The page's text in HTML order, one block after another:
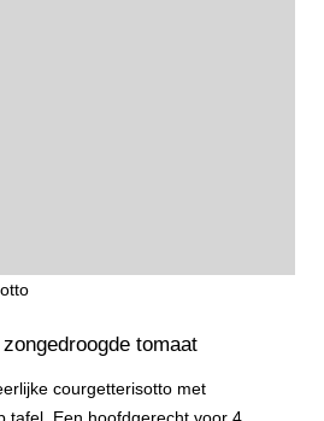
tomaat
courgetterisotto met